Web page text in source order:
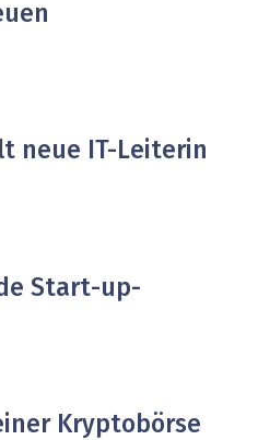
neue IT-Leiterin
Start-up-
Kryptobörse